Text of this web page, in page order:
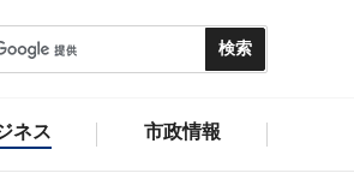
ネス 市政情報